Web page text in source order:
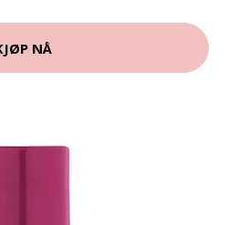
NÅ